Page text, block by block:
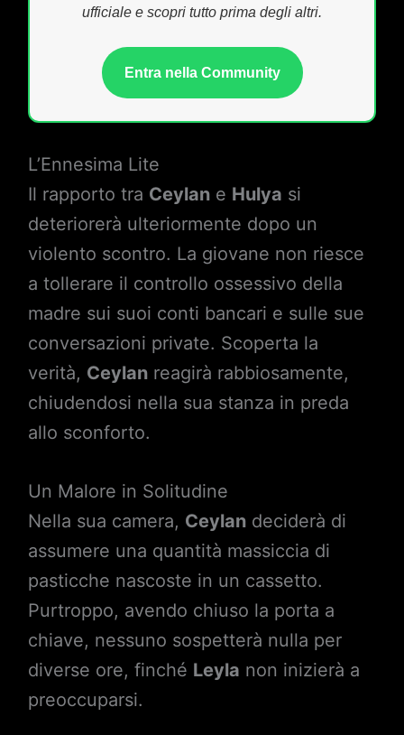
ufficiale e scopri tutto prima degli altri.
Entra nella Community
L’Ennesima Lite
Il rapporto tra Ceylane Hulya si
deteriorerà ulteriormente dopo un
violento scontro. La giovane non riesce
a tollerare il controllo ossessivo della
madre sui suoi conti bancari e sulle sue
conversazioni private. Scoperta la
verità, Ceylanreagirà rabbiosamente,
chiudendosi nella sua stanza in preda
allo sconforto.
Un Malore in Solitudine
Nella sua camera, Ceylandeciderà di
assumere una quantità massiccia di
pasticche nascoste in un cassetto.
Purtroppo, avendo chiuso la porta a
chiave, nessuno sospetterà nulla per
diverse ore, finché Leyla non inizierà a
preoccuparsi.